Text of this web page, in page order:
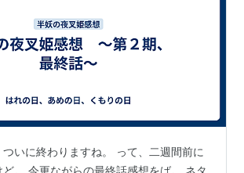
いに終わりますね。 って、二週間前に
。 今更ながらの最終話感想をば。 ネタ